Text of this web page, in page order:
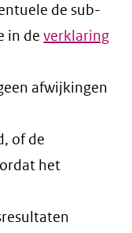
de sub-
in deverklaring
afwijkingen
of de
het